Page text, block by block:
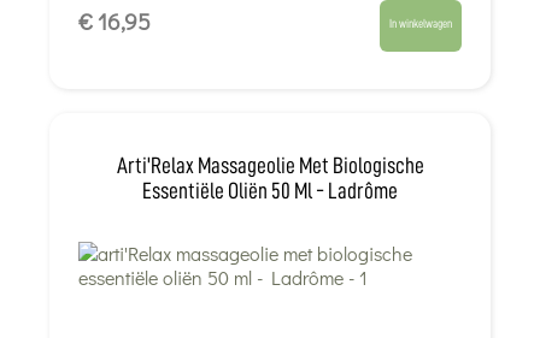
€ 16,95 In winkelwagen
Arti'Relax Massageolie Met Biologische
Essentiële Oliën 50 Ml - Ladrôme